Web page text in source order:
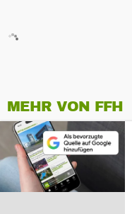
MEHR VON FFH